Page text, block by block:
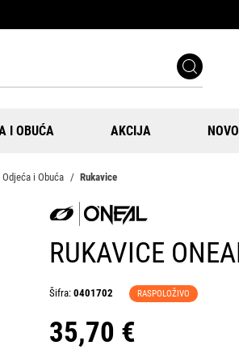
I OBUĆA AKCIJA NOVO
Odjeća i Obuća Rukavice
RUKAVICE
Šifra: 0401702 RASPOLOŽIVO
35,70 €